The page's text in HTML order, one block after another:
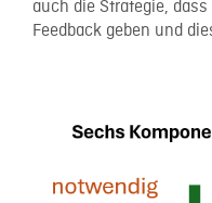
auch die Strategie,
Feedback geben und